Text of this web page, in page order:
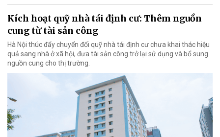
Kích hoạt quỹ nhà tái định cư: Thêm nguồn
cung từ tài sản công
Hà Nội thúc đẩy chuyển đổi quỹ nhà tái định cư chưa khai thác hiệu
quả sang nhà ở xã hội, đưa tài sản công trở lại sử dụng và bổ sung
nguồn cung cho thị trường.